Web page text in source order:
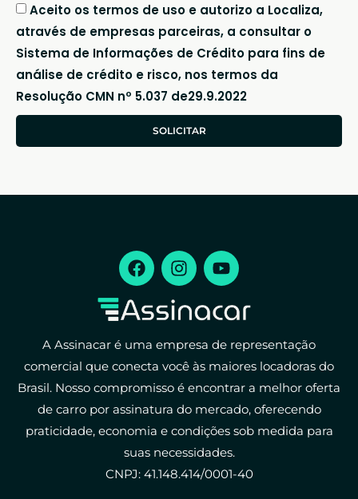
Aceito os termos de uso e autorizo a Localiza,
através de empresas parceiras, a consultar o
Sistema de Informações de Crédito para fins de
análise de crédito e risco, nos termos da
Resolução CMN nº 5.037 de29.9.2022
SOLICITAR
A Assinacar é uma empresa de representação
comercial que conecta você às maiores locadoras do
Brasil. Nosso compromisso é encontrar a melhor oferta
de carro por assinatura do mercado, oferecendo
praticidade, economia e condições sob medida para
suas necessidades.
CNPJ: 41.148.414/0001-40